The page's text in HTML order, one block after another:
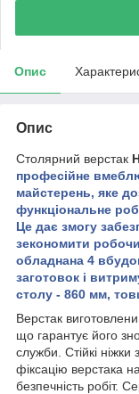
Опис
Опис
Столярний верстак
професійне
майстерень, яке
функціональне
Це дає змогу
зекономити
обладнана 4
заготовок і
столу - 860 мм,
Верстак
що гарантує його
служби. Стійкі
фіксацію верстака на
безпечність робіт.